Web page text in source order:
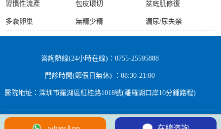
習慣性流產
多囊卵巢
包皮環切
無精少精
盆底肌修復
漏尿/尿失禁
咨詢熱線(24小時在線)：0755-25595888
門診時間(節假日無休) ：08:30-21:00
醫院地址：深圳市羅湖區紅桂路1018號(離羅湖口岸10分鍾路程)
Copyright © 2024 All rights Reserved.
2 10